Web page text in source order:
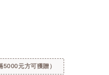
元方可獲贈）